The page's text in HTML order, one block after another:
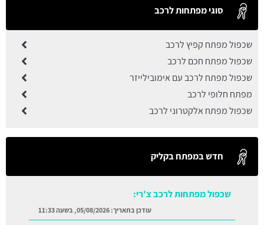
סוגי מפתחות לרכב
שכפול מפתח קפיץ לרכב
שכפול מפתח חכם לרכב
שכפול מפתח לרכב עם אימובילייזר
מפתח חלופי לרכב
שכפול מפתח אלקטרוני לרכב
חדש במפתח בקליק
שכפול מפתחות לרכב צ'רי:
עודכן בתאריך:05/08/2026, בשעה 11:33